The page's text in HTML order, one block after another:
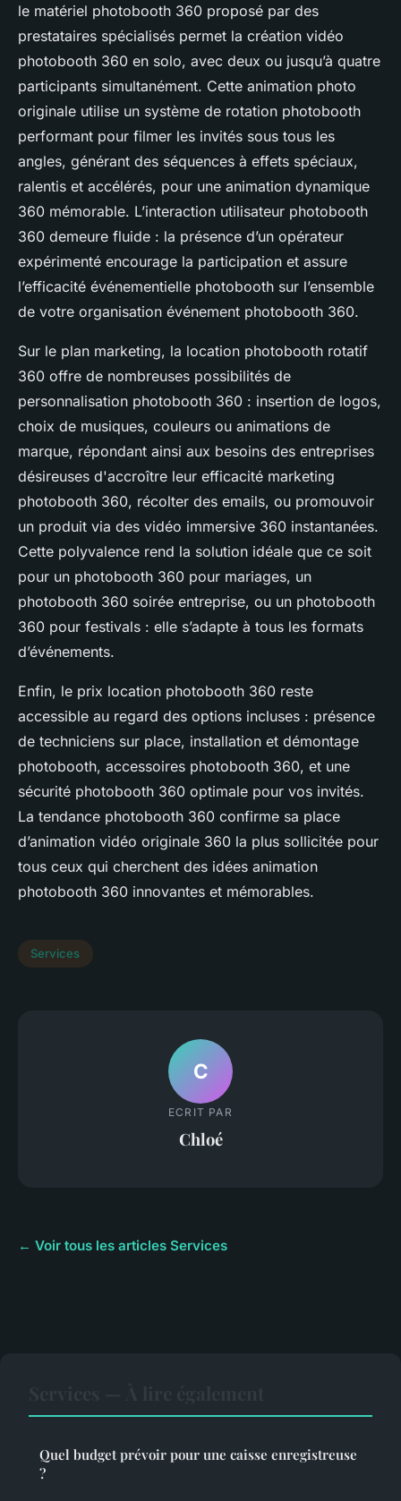
le matériel photobooth 360 proposé par des
prestataires spécialisés permet la création vidéo
photobooth 360 en solo, avec deux ou jusqu’à quatre
participants simultanément. Cette animation photo
originale utilise un système de rotation photobooth
performant pour filmer les invités sous tous les
angles, générant des séquences à effets spéciaux,
ralentis et accélérés, pour une animation dynamique
360 mémorable. L’interaction utilisateur photobooth
360 demeure fluide : la présence d’un opérateur
expérimenté encourage la participation et assure
l’efficacité événementielle photobooth sur l’ensemble
de votre organisation événement photobooth 360.
Sur le plan marketing, la location photobooth rotatif
360 offre de nombreuses possibilités de
personnalisation photobooth 360 : insertion de logos,
choix de musiques, couleurs ou animations de
marque, répondant ainsi aux besoins des entreprises
désireuses d'accroître leur efficacité marketing
photobooth 360, récolter des emails, ou promouvoir
un produit via des vidéo immersive 360 instantanées.
Cette polyvalence rend la solution idéale que ce soit
pour un photobooth 360 pour mariages, un
photobooth 360 soirée entreprise, ou un photobooth
360 pour festivals : elle s’adapte à tous les formats
d’événements.
Enfin, le prix location photobooth 360 reste
accessible au regard des options incluses : présence
de techniciens sur place, installation et démontage
photobooth, accessoires photobooth 360, et une
sécurité photobooth 360 optimale pour vos invités.
La tendance photobooth 360 confirme sa place
d’animation vidéo originale 360 la plus sollicitée pour
tous ceux qui cherchent des idées animation
photobooth 360 innovantes et mémorables.
Services
C
ECRIT PAR
Chloé
← Voir tous les articles Services
Quel budget prévoir pour une caisse enregistreuse
?